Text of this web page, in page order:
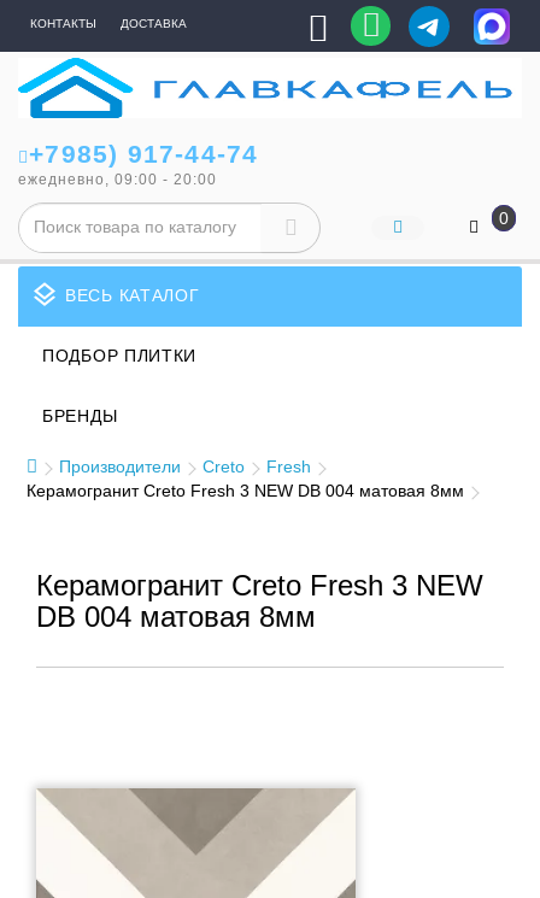
КОНТАКТЫ ДОСТАВКА
+7985) 917-44-74
ежедневно, 09:00 - 20:00
0
layers ВЕСЬ КАТАЛОГ
ПОДБОР ПЛИТКИ
БРЕНДЫ
Производители Creto
Fresh
Керамогранит Creto Fresh 3 NEW DB 004 матовая 8мм
Керамогранит Creto Fresh 3 NEW
DB 004 матовая 8мм